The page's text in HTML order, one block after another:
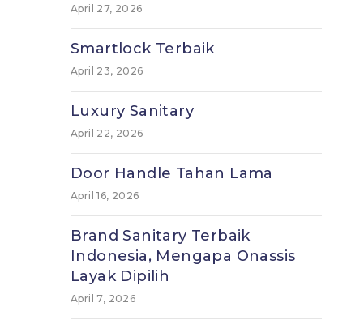
April 27, 2026
Smartlock Terbaik
April 23, 2026
Luxury Sanitary
April 22, 2026
Door Handle Tahan Lama
April 16, 2026
Brand Sanitary Terbaik
Indonesia, Mengapa Onassis
Layak Dipilih
April 7, 2026